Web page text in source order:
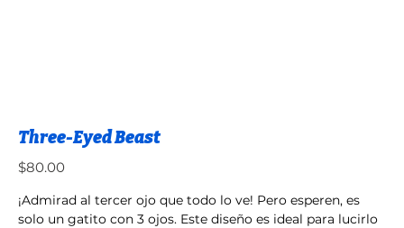
Three-Eyed Beast
Precio
$80.00
¡Admirad al tercer ojo que todo lo ve! Pero esperen, es
solo un gatito con 3 ojos. Este diseño es ideal para lucirlo